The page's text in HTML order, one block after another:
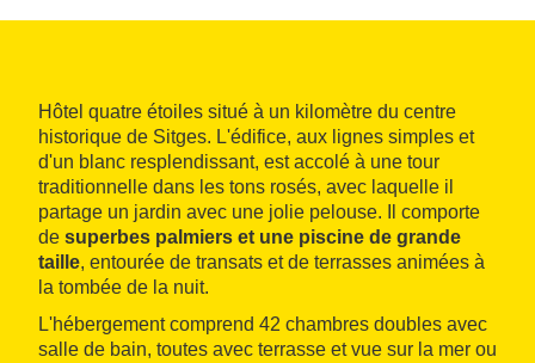
Hôtel quatre étoiles situé à un kilomètre du centre
historique de Sitges. L'édifice, aux lignes simples et
d'un blanc resplendissant, est accolé à une tour
traditionnelle dans les tons rosés, avec laquelle il
partage un jardin avec une jolie pelouse. Il comporte
de superbes palmiers et une piscine de grande
taille, entourée de transats et de terrasses animées à
la tombée de la nuit.
L'hébergement comprend 42 chambres doubles avec
salle de bain, toutes avec terrasse et vue sur la mer ou